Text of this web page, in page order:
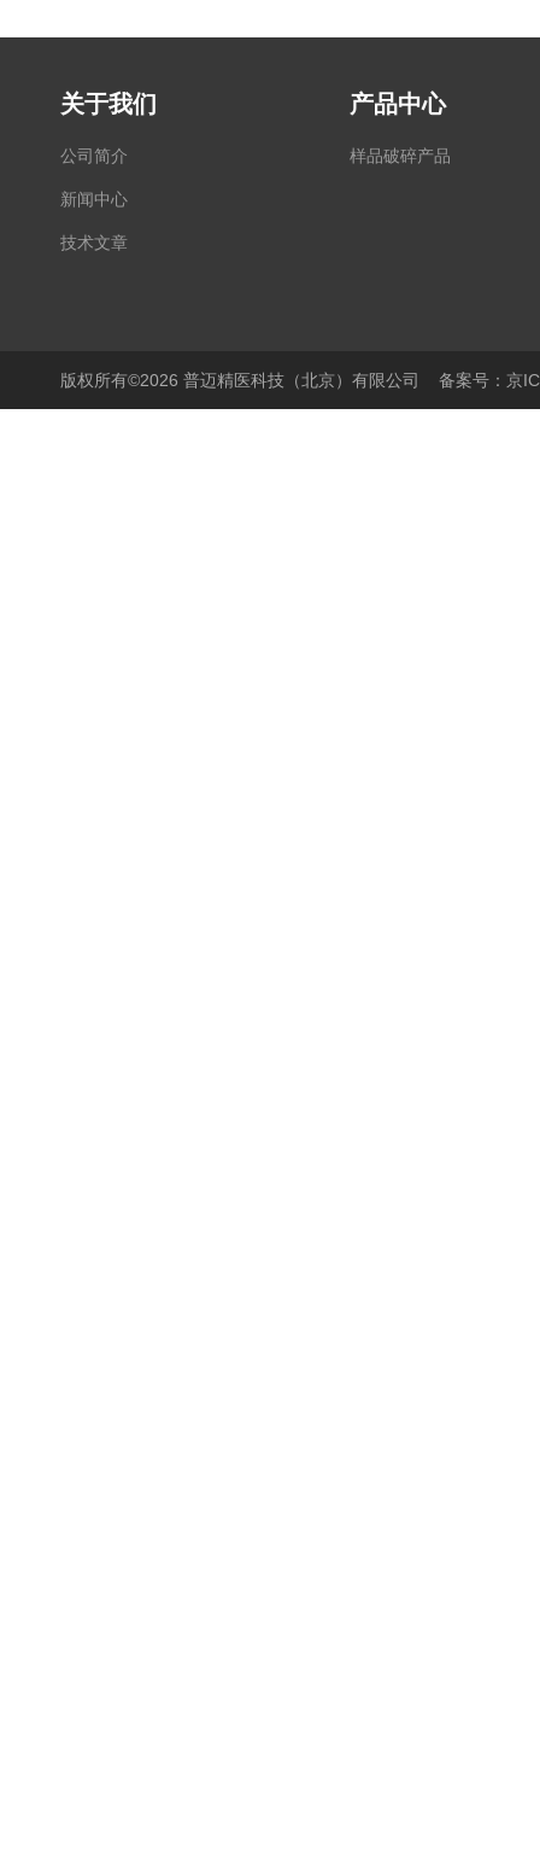
关于我们
公司简介
新闻中心
技术文章
产品中心
样品破碎产品
版权所有©2026 普迈精医科技（北京）有限公司 备案号：京